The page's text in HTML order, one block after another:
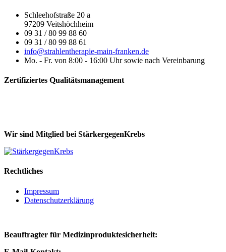
Schleehofstraße 20 a
97209 Veitshöchheim
09 31 / 80 99 88 60
09 31 / 80 99 88 61
info@strahlentherapie-main-franken.de
Mo. - Fr. von 8:00 - 16:00 Uhr sowie nach Vereinbarung
Zertifiziertes Qualitätsmanagement
Wir sind Mitglied bei StärkergegenKrebs
Rechtliches
Impressum
Datenschutzerklärung
Beauftragter für Medizinproduktesicherheit: